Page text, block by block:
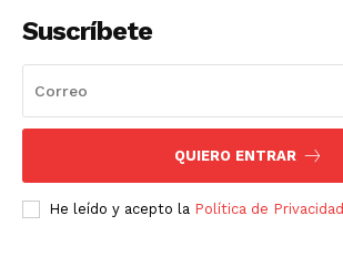
Suscríbete
QUIERO ENTRAR
He leído y acepto la Política de Privacidad